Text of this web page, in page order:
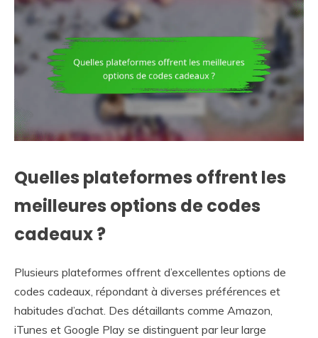
Quelles plateformes offrent les
meilleures options de codes
cadeaux ?
Plusieurs plateformes offrent d’excellentes options de
codes cadeaux, répondant à diverses préférences et
habitudes d’achat. Des détaillants comme Amazon,
iTunes et Google Play se distinguent par leur large